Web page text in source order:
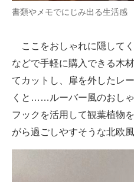
書類やメモでにじみ出る生活感
ここをおしゃれに隠して
などで手軽に購入できる木
てカットし、扉を外したレ
くと……ルーバー風のおし
フックを活用して観葉植物
がら過ごしやすそうな北欧